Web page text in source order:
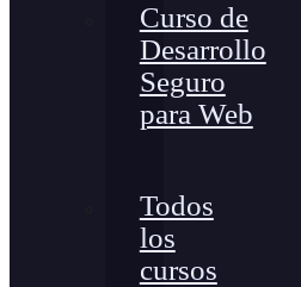
Curso de
Desarrollo
Seguro
para Web
Todos
los
cursos